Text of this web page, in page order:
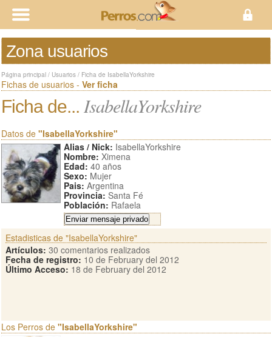
Zona usuarios
Página principal / Usuarios / Ficha de IsabellaYorkshire
Fichas de usuarios - Ver ficha
Ficha de... IsabellaYorkshire
Datos de "IsabellaYorkshire"
Alias / Nick: IsabellaYorkshire
Nombre: Ximena
Edad: 40 años
Sexo: Mujer
Pais: Argentina
Provincia: Santa Fé
Población: Rafaela
Estadisticas de "IsabellaYorkshire"
Artículos: 30 comentarios realizados
Fecha de registro: 10 de February del 2012
Último Acceso: 18 de February del 2012
Los Perros de "IsabellaYorkshire"